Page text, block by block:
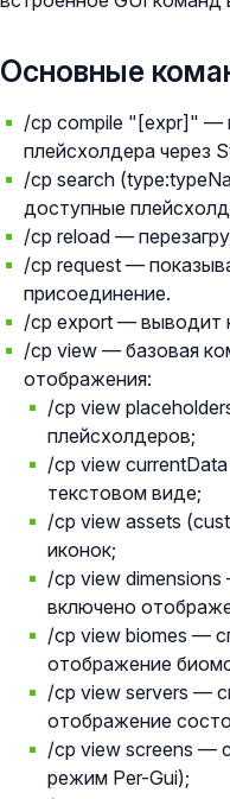
Основные
/cp compile "[expr]" —
плейсхолдера через
/cp search
доступные
/cp reload —
/cp request —
присоединение.
/cp export — выводит
/cp view — базовая
отображения:
/cp view
плейсхолдеров;
/cp view
текстовом виде;
/cp view assets
иконок;
/cp view
включено
/cp view biomes —
отображение
/cp view servers —
отображение
/cp view screens —
режим Per-Gui);